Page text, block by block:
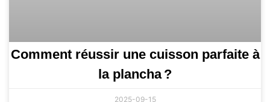
Comment réussir une cuisson parfaite à
la plancha ?
2025-09-15